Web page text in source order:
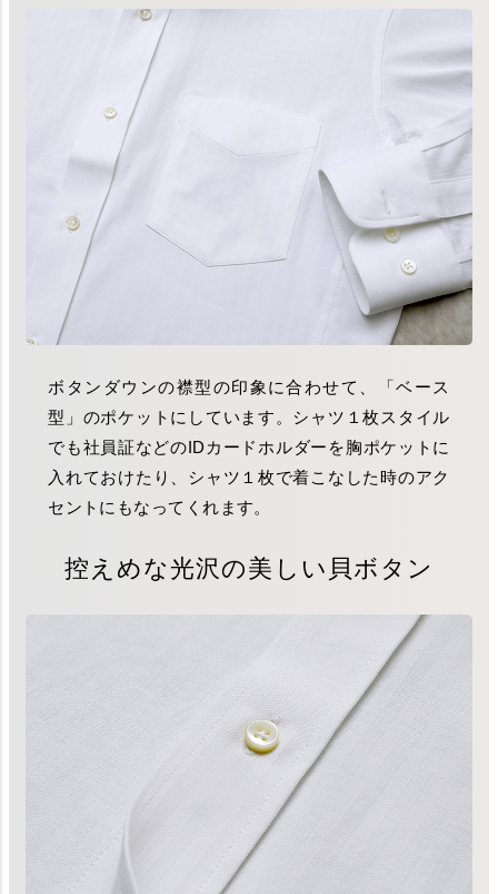
ボタンダウンの襟型の印象に合わせて、「ベース
型」のポケットにしています。シャツ１枚スタイル
でも社員証などのIDカードホルダーを胸ポケットに
入れておけたり、シャツ１枚で着こなした時のアク
セントにもなってくれます。
控えめな光沢の美しい貝ボタン